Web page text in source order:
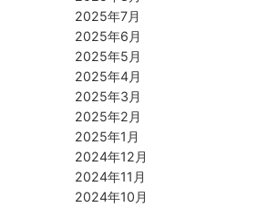
2025年7月
2025年6月
2025年5月
2025年4月
2025年3月
2025年2月
2025年1月
2024年12月
2024年11月
2024年10月